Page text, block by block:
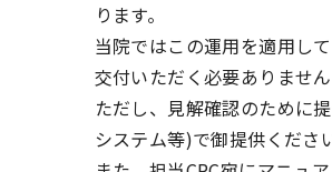
ります。
当院ではこの運用を適用し
交付いただく必要ありません
ただし、見解確認のために
システム等)で御提供くださ